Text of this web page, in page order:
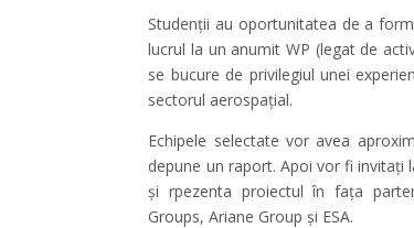
Studenții au oportunitatea de a
lucrul la un anumit WP (legat de
se bucure de privilegiul unei
sectorul aerospațial.
Echipele selectate vor avea
depune un raport. Apoi vor fi invitați
și rpezenta proiectul în fața
Groups, Ariane Group și ESA.